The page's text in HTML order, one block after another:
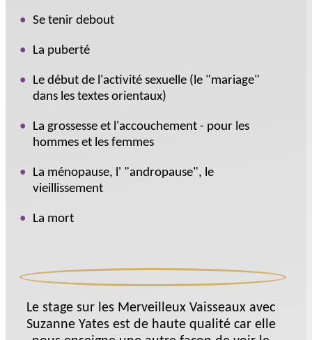
Se tenir debout
La puberté
Le début de l'activité sexuelle (le "mariage"
dans les textes orientaux)
La grossesse et l'accouchement - pour les
hommes et les femmes
La ménopause, l' "andropause", le
vieillissement
La mort
Le stage sur les Merveilleux Vaisseaux avec
Suzanne Yates est de haute qualité car elle